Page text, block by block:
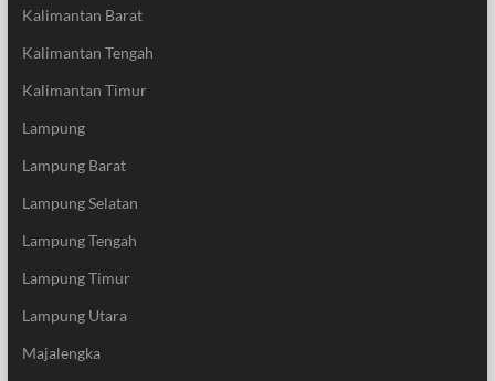
Kalimantan Barat
Kalimantan Tengah
Kalimantan Timur
Lampung
Lampung Barat
Lampung Selatan
Lampung Tengah
Lampung Timur
Lampung Utara
Majalengka